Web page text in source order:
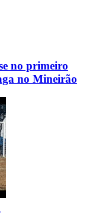
no primeiro
no Mineirão